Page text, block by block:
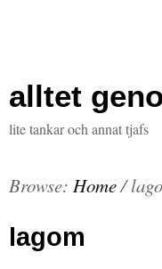
alltet
lite tankar och annat tjafs
Browse: Home/
lagom